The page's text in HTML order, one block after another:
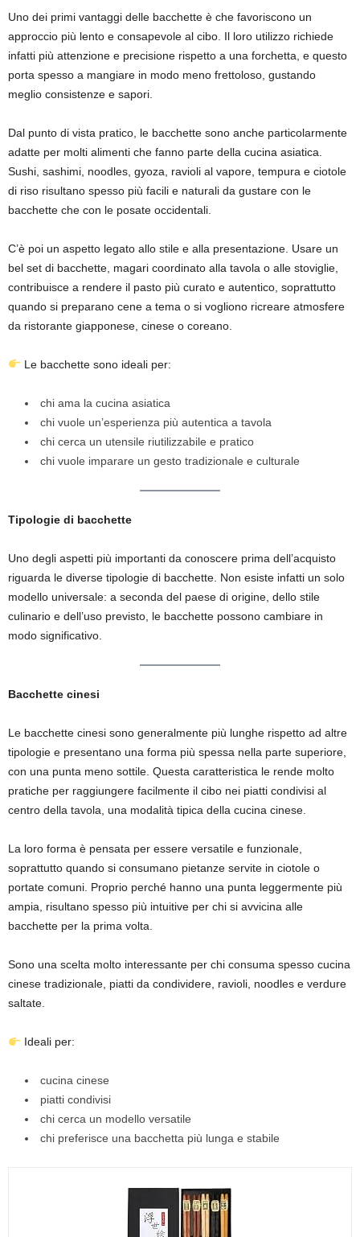
Uno dei primi vantaggi delle bacchette è che favoriscono un
approccio più lento e consapevole al cibo. Il loro utilizzo richiede
infatti più attenzione e precisione rispetto a una forchetta, e questo
porta spesso a mangiare in modo meno frettoloso, gustando
meglio consistenze e sapori.
Dal punto di vista pratico, le bacchette sono anche particolarmente
adatte per molti alimenti che fanno parte della cucina asiatica.
Sushi, sashimi, noodles, gyoza, ravioli al vapore, tempura e ciotole
di riso risultano spesso più facili e naturali da gustare con le
bacchette che con le posate occidentali.
C’è poi un aspetto legato allo stile e alla presentazione. Usare un
bel set di bacchette, magari coordinato alla tavola o alle stoviglie,
contribuisce a rendere il pasto più curato e autentico, soprattutto
quando si preparano cene a tema o si vogliono ricreare atmosfere
da ristorante giapponese, cinese o coreano.
Le bacchette sono ideali per:
chi ama la cucina asiatica
chi vuole un’esperienza più autentica a tavola
chi cerca un utensile riutilizzabile e pratico
chi vuole imparare un gesto tradizionale e culturale
Tipologie di bacchette
Uno degli aspetti più importanti da conoscere prima dell’acquisto
riguarda le diverse tipologie di bacchette. Non esiste infatti un solo
modello universale: a seconda del paese di origine, dello stile
culinario e dell’uso previsto, le bacchette possono cambiare in
modo significativo.
Bacchette cinesi
Le bacchette cinesi sono generalmente più lunghe rispetto ad altre
tipologie e presentano una forma più spessa nella parte superiore,
con una punta meno sottile. Questa caratteristica le rende molto
pratiche per raggiungere facilmente il cibo nei piatti condivisi al
centro della tavola, una modalità tipica della cucina cinese.
La loro forma è pensata per essere versatile e funzionale,
soprattutto quando si consumano pietanze servite in ciotole o
portate comuni. Proprio perché hanno una punta leggermente più
ampia, risultano spesso più intuitive per chi si avvicina alle
bacchette per la prima volta.
Sono una scelta molto interessante per chi consuma spesso cucina
cinese tradizionale, piatti da condividere, ravioli, noodles e verdure
saltate.
Ideali per:
cucina cinese
piatti condivisi
chi cerca un modello versatile
chi preferisce una bacchetta più lunga e stabile